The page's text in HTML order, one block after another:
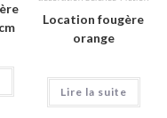
Location fougère
orange
Lire la suite